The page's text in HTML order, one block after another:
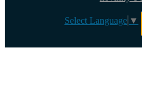
Select Language ▼